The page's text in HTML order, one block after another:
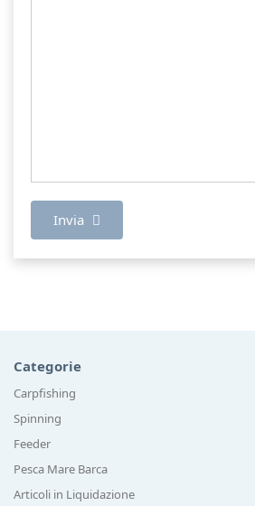
Invia
Categorie
Carpfishing
Spinning
Feeder
Pesca Mare Barca
Articoli in Liquidazione